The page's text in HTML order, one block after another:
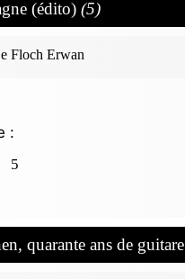
(édito) (5)
Floch Erwan
:
5
quarante ans de guitare